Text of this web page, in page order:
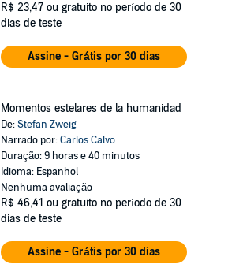
R$ 23,47 ou gratuito no período de 30
dias de teste
Assine - Grátis por 30 dias
Momentos estelares de la humanidad
De:Stefan Zweig
Narrado por:Carlos Calvo
Duração: 9 horas e 40 minutos
Idioma: Espanhol
Nenhuma avaliação
R$ 46,41 ou gratuito no período de 30
dias de teste
Assine - Grátis por 30 dias